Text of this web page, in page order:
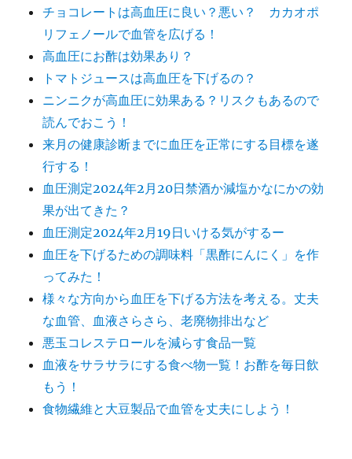
チョコレートは高血圧に良い？悪い？ カカオポ
リフェノールで血管を広げる！
高血圧にお酢は効果あり？
トマトジュースは高血圧を下げるの？
ニンニクが高血圧に効果ある？リスクもあるので
読んでおこう！
来月の健康診断までに血圧を正常にする目標を遂
行する！
血圧測定2024年2月20日禁酒か減塩かなにかの効
果が出てきた？
血圧測定2024年2月19日いける気がするー
血圧を下げるための調味料「黒酢にんにく」を作
ってみた！
様々な方向から血圧を下げる方法を考える。丈夫
な血管、血液さらさら、老廃物排出など
悪玉コレステロールを減らす食品一覧
血液をサラサラにする食べ物一覧！お酢を毎日飲
もう！
食物繊維と大豆製品で血管を丈夫にしよう！